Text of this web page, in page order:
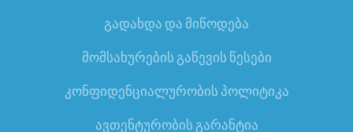
გადახდა და მიწოდება
მომსახურების გაწევის წესები
კონფიდენციალურობის პოლიტიკა
ავთენტურობის გარანტია